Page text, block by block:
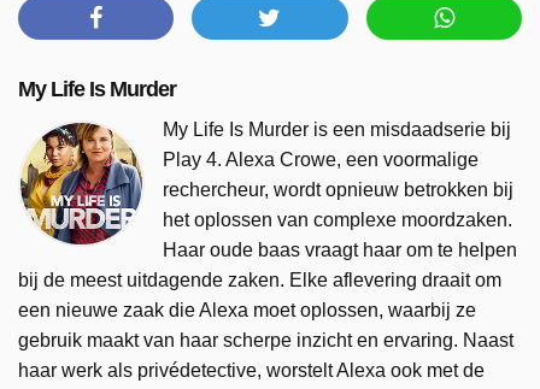
My Life Is Murder
My Life Is Murder is een misdaadserie bij
Play 4. Alexa Crowe, een voormalige
rechercheur, wordt opnieuw betrokken bij
het oplossen van complexe moordzaken.
Haar oude baas vraagt haar om te helpen
bij de meest uitdagende zaken. Elke aflevering draait om
een nieuwe zaak die Alexa moet oplossen, waarbij ze
gebruik maakt van haar scherpe inzicht en ervaring. Naast
haar werk als privédetective, worstelt Alexa ook met de